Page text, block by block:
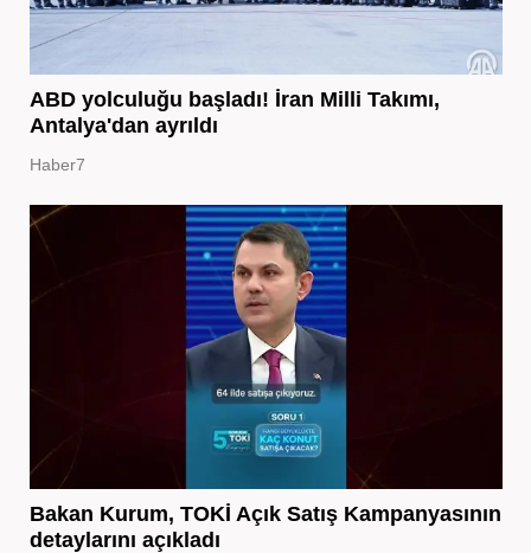
ABD yolculuğu başladı! İran Milli Takımı,
Antalya'dan ayrıldı
Haber7
Bakan Kurum, TOKİ Açık Satış Kampanyasının
detaylarını açıkladı